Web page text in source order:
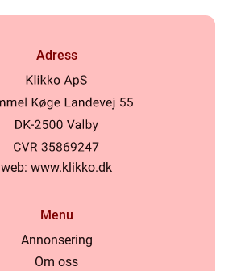
Adress
web: www.klikko.dk
Menu
Annonsering
Om oss